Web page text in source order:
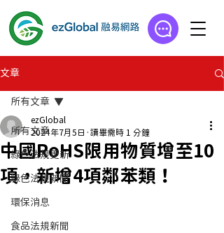
文章
所有文章
綠色法規更新
綠色法規新聞
環保消息
食品法規新聞
所有文章
中國RoHS限用物質增至10
項，新增4項鄰苯類！
ezGlobal
2024年7月5日
讀畢需時 1 分鐘